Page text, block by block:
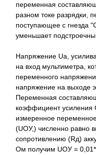
переменная
разном токе разрядки,
поступающее с гнезда
уменьшает
Напряжение Uа,
на вход мультиметра,
переменного
напряжение на выходе
Переменная
коэффициент усиления
измеренное
(UОУ,) численно равно
сопротивлению (Rд)
Ом получим UОУ =